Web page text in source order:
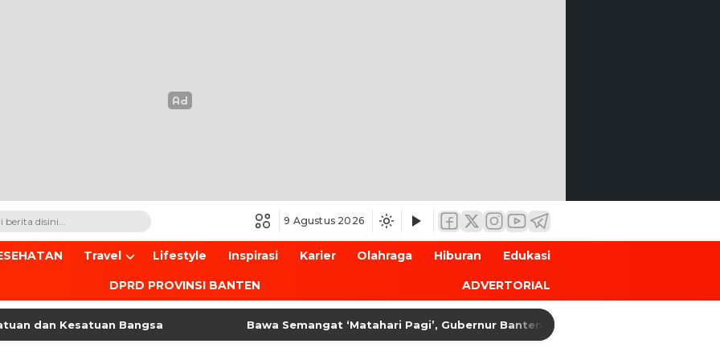
9 Agustus 2026
Travel Lifestyle Inspirasi Karier Olahraga Hiburan Edukasi
DPRD PROVINSI BANTEN ADVERTORIAL
dan Kesatuan Bangsa Bawa Semangat ‘Matahari Pagi’, Gubernur Banten Andra Soni Harap MPI Jadi